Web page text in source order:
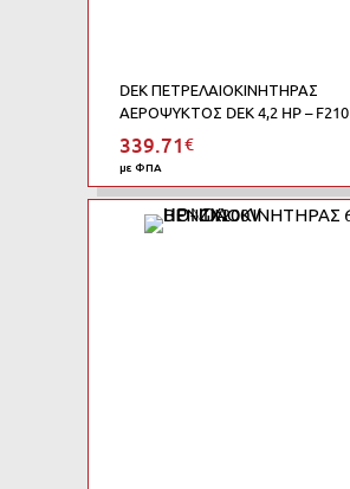
DEK ΠΕΤΡΕΛΑΙΟΚΙΝΗΤΗΡΑΣ
ΑΕΡΟΨΥΚΤΟΣ DEK 4,2 HP – F210
339.71€
με ΦΠΑ